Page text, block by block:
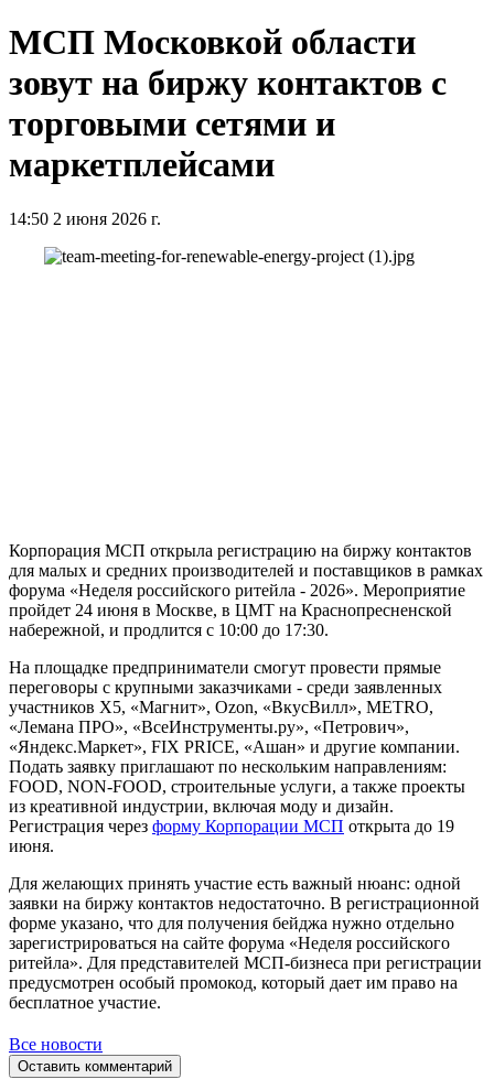
МСП Московкой области
зовут на биржу контактов с
торговыми сетями и
маркетплейсами
14:50 2 июня 2026 г.
Корпорация МСП открыла регистрацию на биржу контактов
для малых и средних производителей и поставщиков в рамках
форума «Неделя российского ритейла - 2026». Мероприятие
пройдет 24 июня в Москве, в ЦМТ на Краснопресненской
набережной, и продлится с 10:00 до 17:30.
На площадке предприниматели смогут провести прямые
переговоры с крупными заказчиками - среди заявленных
участников X5, «Магнит», Ozon, «ВкусВилл», METRO,
«Лемана ПРО», «ВсеИнструменты.ру», «Петрович»,
«Яндекс.Маркет», FIX PRICE, «Ашан» и другие компании.
Подать заявку приглашают по нескольким направлениям:
FOOD, NON-FOOD, строительные услуги, а также проекты
из креативной индустрии, включая моду и дизайн.
Регистрация через форму Корпорации МСП открыта до 19
июня.
Для желающих принять участие есть важный нюанс: одной
заявки на биржу контактов недостаточно. В регистрационной
форме указано, что для получения бейджа нужно отдельно
зарегистрироваться на сайте форума «Неделя российского
ритейла». Для представителей МСП-бизнеса при регистрации
предусмотрен особый промокод, который дает им право на
бесплатное участие.
Все новости
Оставить комментарий